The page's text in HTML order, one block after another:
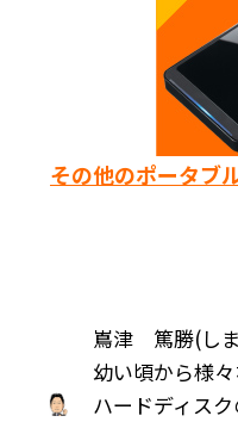
その他のポータブ
嶌津 篤勝(し
幼い頃から様
ハードディス